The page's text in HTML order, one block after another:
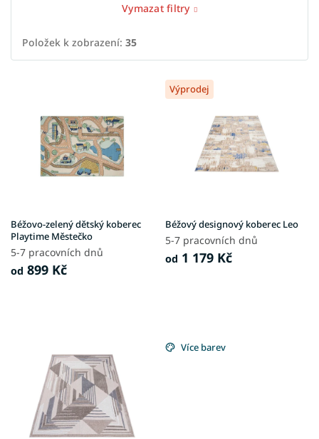
Vymazat filtry
Položek k zobrazení: 35
u
k
t
ů
Béžovo-zelený dětský koberec
Playtime Městečko
5-7 pracovních dnů
od 899 Kč
Výprodej
Béžový designový koberec Leo
5-7 pracovních dnů
od 1 179 Kč
Více barev